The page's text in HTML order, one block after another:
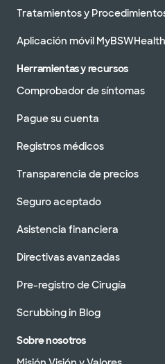
Tratamientos y
Aplicación móvil MyBSWHealth
Herramientas y recursos
Comprobador de síntomas
Pague su cuenta
Registros médicos
Transparencia de precios
Seguro aceptado
Asistencia financiera
Directivas avanzadas
Pre-registro de Cirugía
Scrubbing in Blog
Sobre nosotros